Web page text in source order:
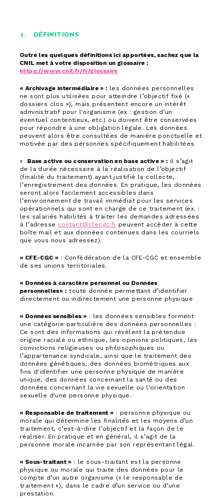
7. DÉFINITIONS
Outre les quelques définitions ici apportées, sachez que la
CNIL met à votre disposition un glossaire :
https://www.cnil.fr/fr/glossaire
« Archivage intermédiaire » : les données personnelles
ne sont plus utilisées pour atteindre l’objectif fixé («
dossiers clos »), mais présentent encore un intérêt
administratif pour l'organisme (ex : gestion d’un
éventuel contentieux, etc.) ou doivent être conservées
pour répondre à une obligation légale. Les données
peuvent alors être consultées de manière ponctuelle et
motivée par des personnes spécifiquement habilitées.
«Base active ou conservation en base active » : il s’agit
de la durée nécessaire à la réalisation de l’objectif
(finalité du traitement) ayant justifié la collecte,
l’enregistrement des données. En pratique, les données
seront alors facilement accessibles dans
l’environnement de travail immédiat pour les services
opérationnels qui sont en charge de ce traitement (ex. :
les salariés habilités à traiter les demandes adressées
à l’adresse contact@cfecgc.fr peuvent accéder à cette
boîte mail et aux données contenues dans les courriels
que vous nous adressez).
« CFE-CGC » : Confédération de la CFE-CGC et ensemble
de ses unions territoriales.
« Données à caractère personnel ou Données
personnelles» : toute donnée permettant d’identifier
directement ou indirectement une personne physique
« Données sensibles » : les données sensibles forment
une catégorie particulière des données personnelles :
Ce sont des informations qui révèlent la prétendue
origine raciale ou ethnique, les opinions politiques, les
convictions religieuses ou philosophiques ou
l’appartenance syndicale, ainsi que le traitement des
données génétiques, des données biométriques aux
fins d'identifier une personne physique de manière
unique, des données concernant la santé ou des
données concernant la vie sexuelle ou l'orientation
sexuelle d'une personne physique.
« Responsable de traitement » : personne physique ou
morale qui détermine les finalités et les moyens d’un
traitement, c’est-à-dire l’objectif et la façon de le
réaliser. En pratique et en général, il s’agit de la
personne morale incarnée par son représentant légal.
« Sous-traitant » : le sous-traitant est la personne
physique ou morale qui traite des données pour le
compte d’un autre organisme (« le responsable de
traitement »), dans le cadre d’un service ou d’une
prestation.